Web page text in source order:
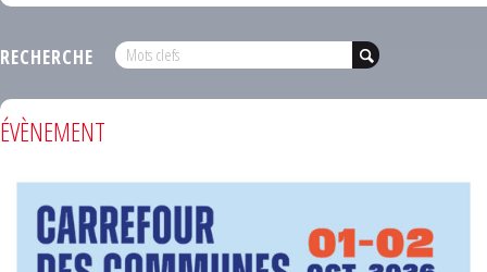
RECHERCHE
ÉVÈNEMENT